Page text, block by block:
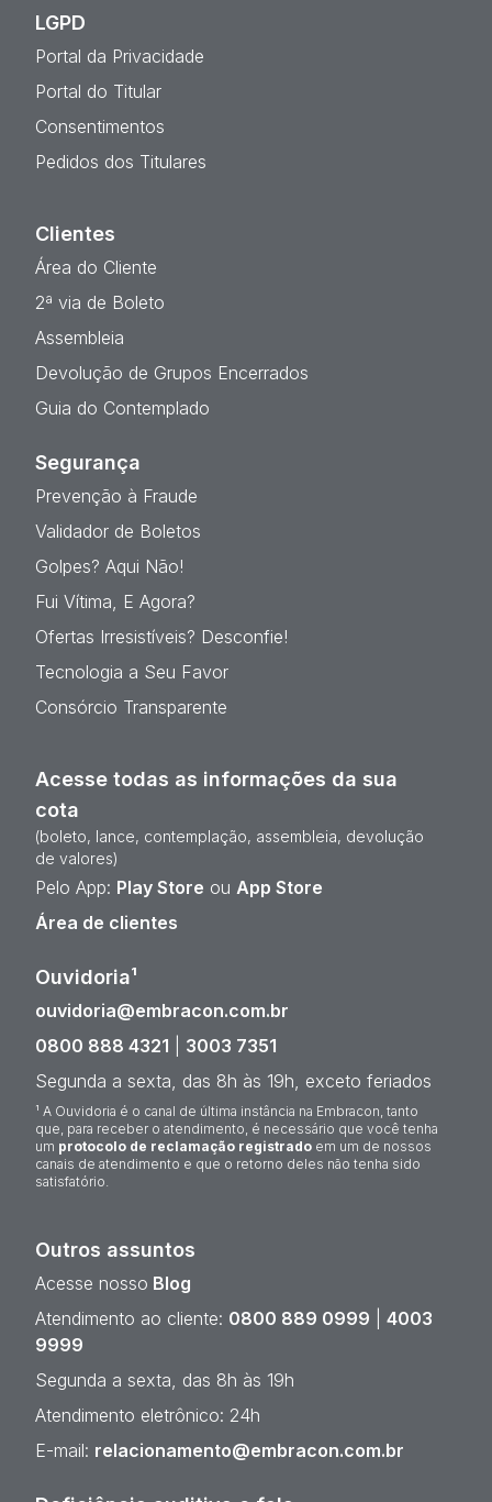
LGPD
Portal da Privacidade
Portal do Titular
Consentimentos
Pedidos dos Titulares
Clientes
Área do Cliente
2ª via de Boleto
Assembleia
Devolução de Grupos Encerrados
Guia do Contemplado
Segurança
Prevenção à Fraude
Validador de Boletos
Golpes? Aqui Não!
Fui Vítima, E Agora?
Ofertas Irresistíveis? Desconfie!
Tecnologia a Seu Favor
Consórcio Transparente
Acesse todas as informações da sua
cota
(boleto, lance, contemplação, assembleia, devolução
de valores)
Pelo App: Play Store ou App Store
Área de clientes
Ouvidoria¹
ouvidoria@embracon.com.br
0800 888 4321
3003 7351
Segunda a sexta, das 8h às 19h, exceto feriados
¹ A Ouvidoria é o canal de última instância na Embracon, tanto
que, para receber o atendimento, é necessário que você tenha
um protocolo de reclamação registrado em um de nossos
canais de atendimento e que o retorno deles não tenha sido
satisfatório.
Outros assuntos
Acesse nosso Blog
Atendimento ao cliente: 0800 889 0999
4003
9999
Segunda a sexta, das 8h às 19h
Atendimento eletrônico: 24h
E-mail: relacionamento@embracon.com.br